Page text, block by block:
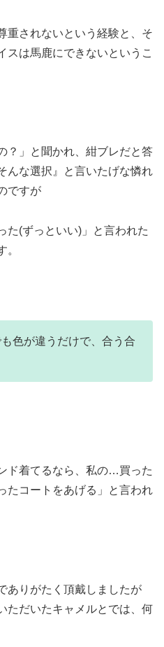
重されないという経験と、そ
スは馬鹿にできないというこ
？」と聞かれ、紺ブレだと答
んな選択』と言いたげな憐れ
ですが
た(ずっといい)」と言われた
。
色が違うだけで、合う合
ド着てるなら、私の…買った
たコートをあげる」と言われ
ありがたく頂戴しましたが
ただいたキャメルとでは、何